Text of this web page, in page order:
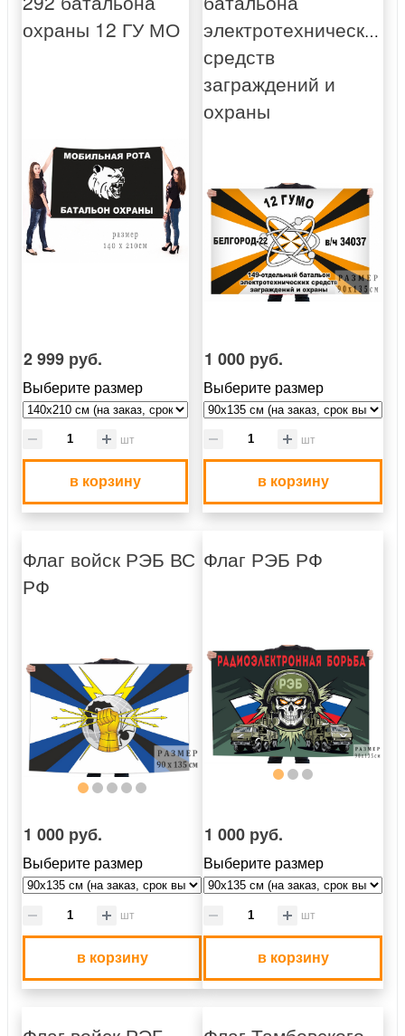
охраны 12 ГУ МО
2 999 руб.
Выберите размер
шт
в корзину
электротехнических
средств
заграждений и
охраны
1 000 руб.
Выберите размер
шт
в корзину
Флаг войск РЭБ ВС
РФ
1 000 руб.
Выберите размер
шт
в корзину
Флаг РЭБ РФ
1 000 руб.
Выберите размер
шт
в корзину